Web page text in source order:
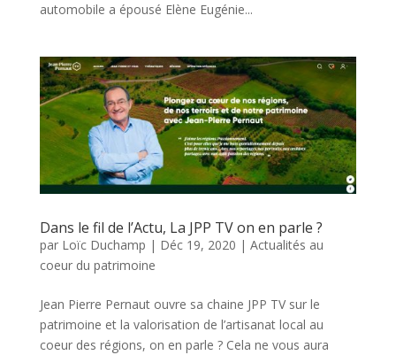
automobile a épousé Elène Eugénie...
Dans le fil de l’Actu, La JPP TV on en parle ?
par Loïc Duchamp | Déc 19, 2020 | Actualités au
coeur du patrimoine
Jean Pierre Pernaut ouvre sa chaine JPP TV sur le
patrimoine et la valorisation de l’artisanat local au
coeur des régions, on en parle ? Cela ne vous aura